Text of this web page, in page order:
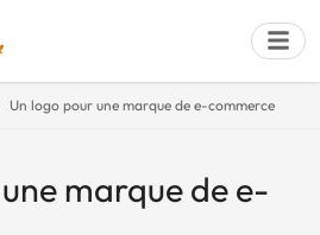
Un logo pour une marque de e-commerce
marque de e-